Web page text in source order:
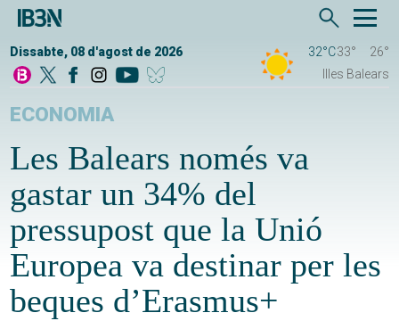
Dissabte, 08 d'agost de 2026 32°C33°
26°
Illes Balears
ECONOMIA
Les Balears només va
gastar un 34% del
pressupost que la Unió
Europea va destinar per les
beques d’Erasmus+